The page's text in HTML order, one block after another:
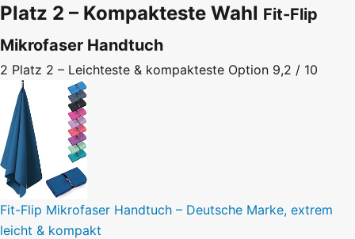
Platz 2 – Kompakteste Wahl Fit-Flip
Mikrofaser Handtuch
2 Platz 2 – Leichteste & kompakteste Option 9,2 / 10
Fit-Flip Mikrofaser Handtuch – Deutsche Marke, extrem
leicht & kompakt